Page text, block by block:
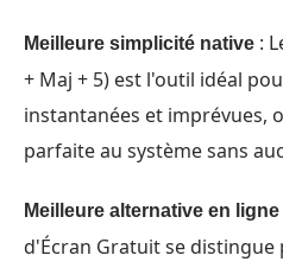
Meilleure simplicité native :
+ Maj + 5) est l'outil idéal
instantanées et imprévues,
parfaite au système sans
Meilleure alternative en ligne
d'Écran Gratuit se distingue